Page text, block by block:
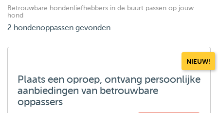
Betrouwbare hondenliefhebbers in de buurt passen op jouw
hond
2 hondenoppassen gevonden
NIEUW!
Plaats een oproep, ontvang persoonlijke
aanbiedingen van betrouwbare
oppassers